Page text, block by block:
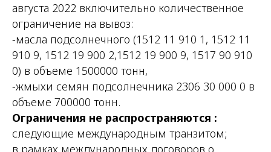
августа 2022 включительно количественное
ограничение на вывоз:
-масла подсолнечного (1512 11 910 1, 1512 11
910 9, 1512 19 900 2,1512 19 900 9, 1517 90 910
0) в объеме 1500000 тонн,
-жмыхи семян подсолнечника 2306 30 000 0 в
объеме 700000 тонн.
Ограничения не распространяются :
следующие международным транзитом;
в рамках международных договоров о